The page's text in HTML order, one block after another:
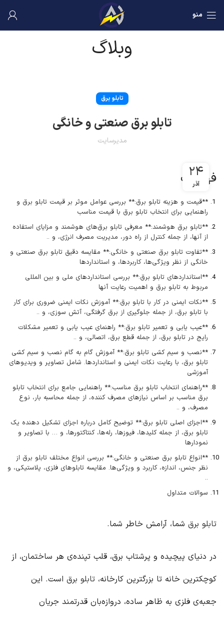
منو
وبلاگ
تابلو برق
تابلو برق صنعتی و خانگی
مدیرسایت
۲۴
آذر
فهرست
**قیمت و هزینه تابلو برق:** بررسی عوامل موثر بر قیمت تابلو برق و
راهنمایی برای انتخاب تابلو برق با قیمت مناسب
**تابلو برق هوشمند:** معرفی تابلو برق‌های هوشمند و مزایای استفاده
از آنها، از جمله کنترل از راه دور، مدیریت مصرف انرژی، و ..
**تفاوت تابلو برق صنعتی و خانگی:** مقایسه دقیق تابلو برق صنعتی و
خانگی از نظر ویژگی‌ها، کاربردها، و استانداردها
**استانداردهای تابلو برق:** بررسی استانداردهای ملی و بین المللی
مربوط به تابلو برق و اهمیت رعایت آنها
**نکات ایمنی در کار با تابلو برق:** آموزش نکات ایمنی ضروری برای کار
با تابلو برق، از جمله جلوگیری از برق گرفتگی، آتش سوزی، و ..
**عیب یابی و تعمیر تابلو برق:** راهنمای عیب یابی و تعمیر مشکلات
رایج در تابلو برق، از جمله قطع برق، اتصالی، و ..
**نصب و سیم کشی تابلو برق:** آموزش گام به گام نصب و سیم کشی
تابلو برق، با رعایت نکات ایمنی و استانداردها. شامل تصاویر و ویدیوهای
آموزشی
**راهنمای انتخاب تابلو برق مناسب:** راهنمایی جامع برای انتخاب تابلو
برق مناسب بر اساس نیازهای مصرف کننده، از جمله محاسبه بار، نوع
مصرف، و ..
**اجزای اصلی تابلو برق:** توضیح کامل درباره اجزای تشکیل دهنده یک
تابلو برق، از جمله کلیدها، فیوزها، رله‌ها، کنتاکتورها، و … با تصاویر و
نمودارها
**انواع تابلو برق صنعتی و خانگی:** بررسی انواع مختلف تابلو برق از
نظر جنس، اندازه، کاربرد و ویژگی‌ها. مقایسه تابلوهای فلزی، پلاستیکی، و
..
سوالات متداول
تابلو برق شما، آرامش خاطر شما.
در دنیای پیچیده و پرشتاب برق، قلب تپنده‌ی هر ساختمان، از
کوچکترین خانه تا بزرگترین کارخانه، تابلو برق است. این
جعبه‌ی فلزی به ظاهر ساده، دروازه‌بان قدرتمند جریان